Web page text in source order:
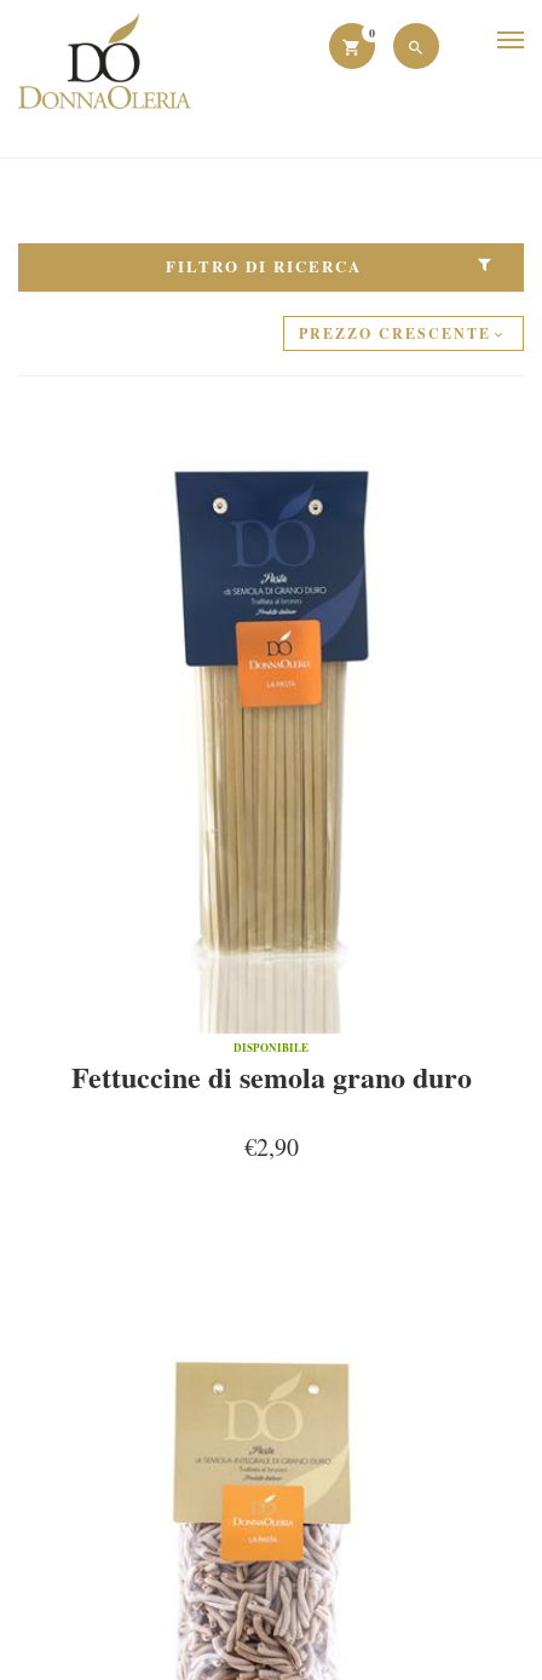
0
FILTRO DI RICERCA
PREZZO CRESCENTE
DISPONIBILE
Fettuccine di semola grano duro
€2,90